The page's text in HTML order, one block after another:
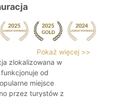
Pokaż więcej >>
zlokalizowana w
od
miejsce
przez turystów z